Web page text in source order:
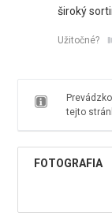
široký
Užitočné?
tejto
FOTOGRAFIA